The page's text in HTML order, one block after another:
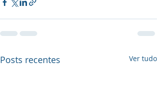
Posts recentes Ver tudo